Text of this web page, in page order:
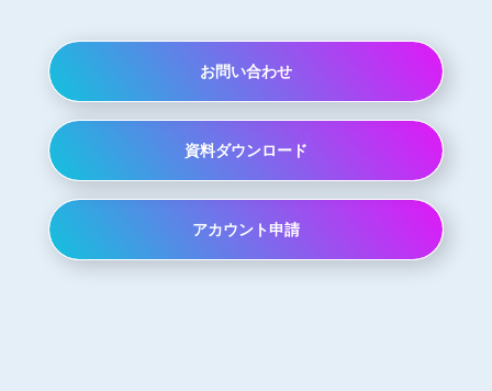
お問い合わせ
資料ダウンロード
アカウント申請